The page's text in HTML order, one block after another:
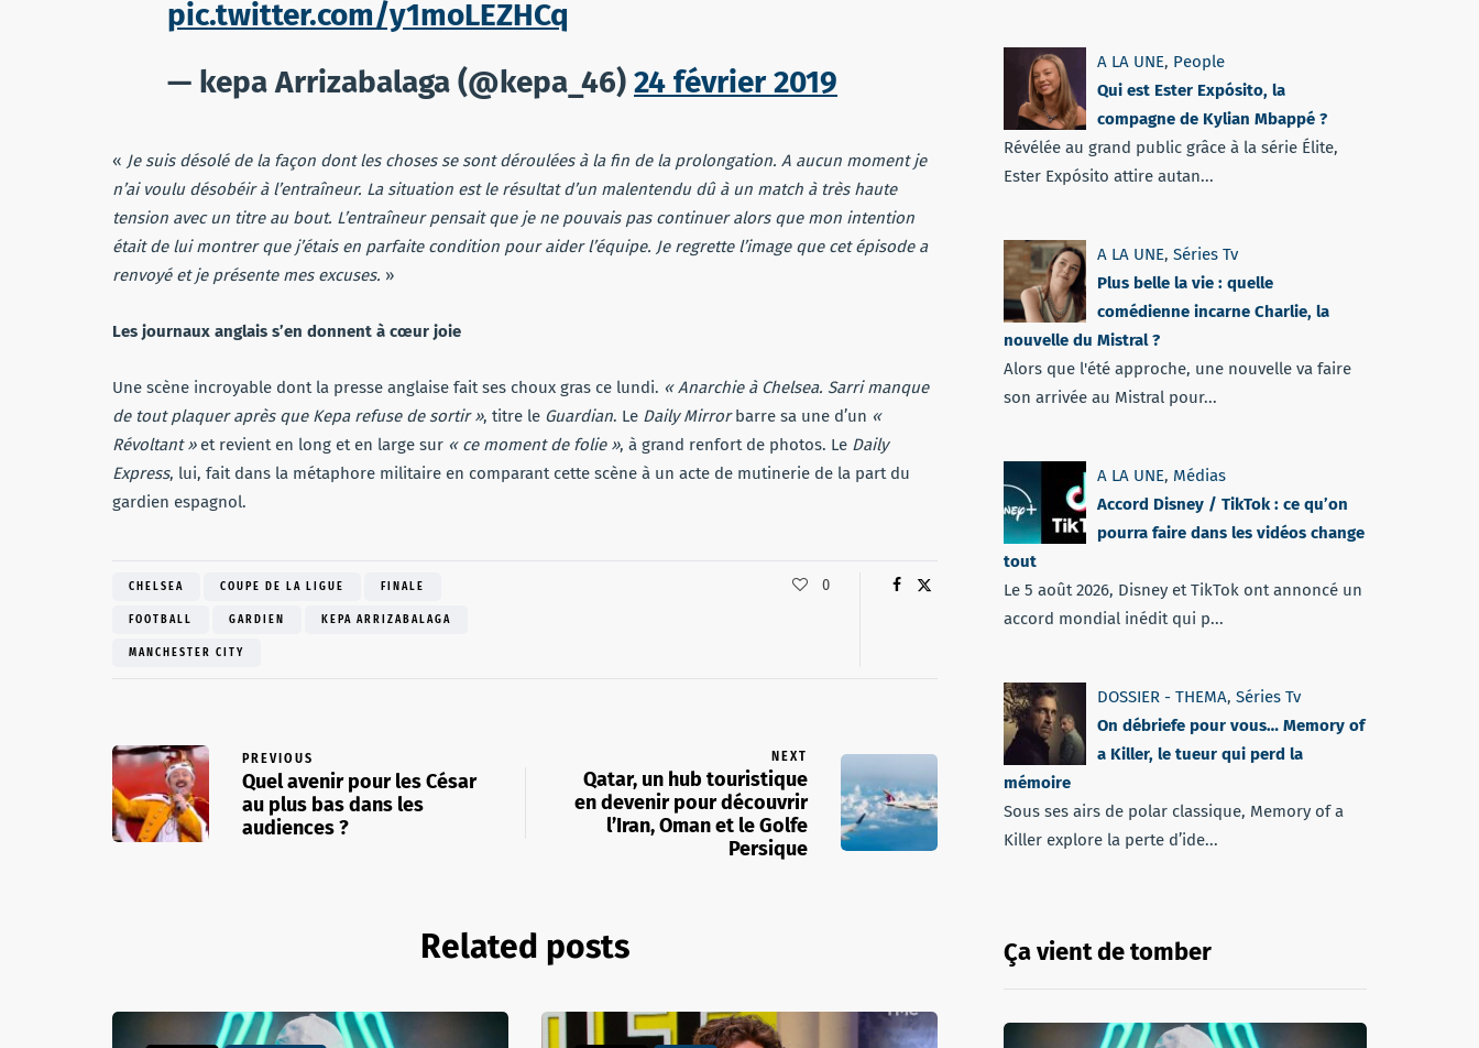
pic.twitter.com/y1moLEZHCq
— kepa Arrizabalaga (@kepa_46) 24 février 2019
« Je suis désolé de la façon dont les choses se sont déroulées à la fin de la prolongation. A aucun moment je
n’ai voulu désobéir à l’entraîneur. La situation est le résultat d’un malentendu dû à un match à très haute
tension avec un titre au bout. L’entraîneur pensait que je ne pouvais pas continuer alors que mon intention
était de lui montrer que j’étais en parfaite condition pour aider l’équipe. Je regrette l’image que cet épisode a
renvoyé et je présente mes excuses. »
Les journaux anglais s’en donnent à cœur joie
Une scène incroyable dont la presse anglaise fait ses choux gras ce lundi. « Anarchie à Chelsea. Sarri manque
de tout plaquer après que Kepa refuse de sortir », titre le Guardian. Le Daily Mirrorbarre sa une d’un «
Révoltant »et revient en long et en large sur « ce moment de folie », à grand renfort de photos. Le Daily
Express, lui, fait dans la métaphore militaire en comparant cette scène à un acte de mutinerie de la part du
gardien espagnol.
CHELSEA COUPE DE LA LIGUE FINALE
FOOTBALL GARDIEN KEPA ARRIZABALAGA
MANCHESTER CITY
0
PREVIOUS
Quel avenir pour les César
au plus bas dans les
audiences ?
NEXT
Qatar, un hub touristique
en devenir pour découvrir
l’Iran, Oman et le Golfe
Persique
Related posts
A LA UNE, People
Qui est Ester Expósito, la
compagne de Kylian Mbappé ?
Révélée au grand public grâce à la série Élite,
Ester Expósito attire autan...
A LA UNE, Séries Tv
Plus belle la vie : quelle
comédienne incarne Charlie, la
nouvelle du Mistral ?
Alors que l'été approche, une nouvelle va faire
son arrivée au Mistral pour...
A LA UNE, Médias
Accord Disney / TikTok : ce qu’on
pourra faire dans les vidéos change
tout
Le 5 août 2026, Disney et TikTok ont annoncé un
accord mondial inédit qui p...
DOSSIER - THEMA, Séries Tv
On débriefe pour vous… Memory of
a Killer, le tueur qui perd la
mémoire
Sous ses airs de polar classique, Memory of a
Killer explore la perte d’ide...
Ça vient de tomber